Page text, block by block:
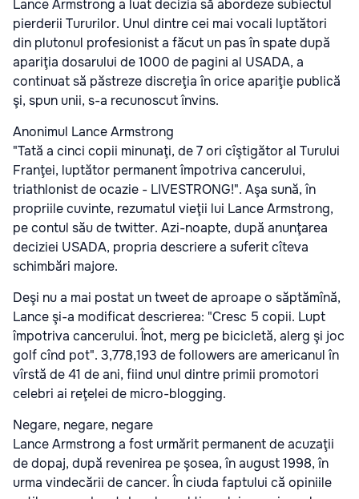
Lance Armstrong a luat decizia să abordeze subiectul
pierderii Tururilor. Unul dintre cei mai vocali luptători
din plutonul profesionist a făcut un pas în spate după
apariţia dosarului de 1000 de pagini al USADA, a
continuat să păstreze discreţia în orice apariţie publică
şi, spun unii, s-a recunoscut învins.
Anonimul Lance Armstrong
"Tată a cinci copii minunaţi, de 7 ori cîştigător al Turului
Franţei, luptător permanent împotriva cancerului,
triathlonist de ocazie - LIVESTRONG!". Aşa sună, în
propriile cuvinte, rezumatul vieţii lui Lance Armstrong,
pe contul său de twitter. Azi-noapte, după anunţarea
deciziei USADA, propria descriere a suferit cîteva
schimbări majore.
Deşi nu a mai postat un tweet de aproape o săptămînă,
Lance şi-a modificat descrierea: "Cresc 5 copii. Lupt
împotriva cancerului. Înot, merg pe bicicletă, alerg şi joc
golf cînd pot". 3,778,193 de followers are americanul în
vîrstă de 41 de ani, fiind unul dintre primii promotori
celebri ai reţelei de micro-blogging.
Negare, negare, negare
Lance Armstrong a fost urmărit permanent de acuzaţii
de dopaj, după revenirea pe şosea, în august 1998, în
urma vindecării de cancer. În ciuda faptului că opiniile